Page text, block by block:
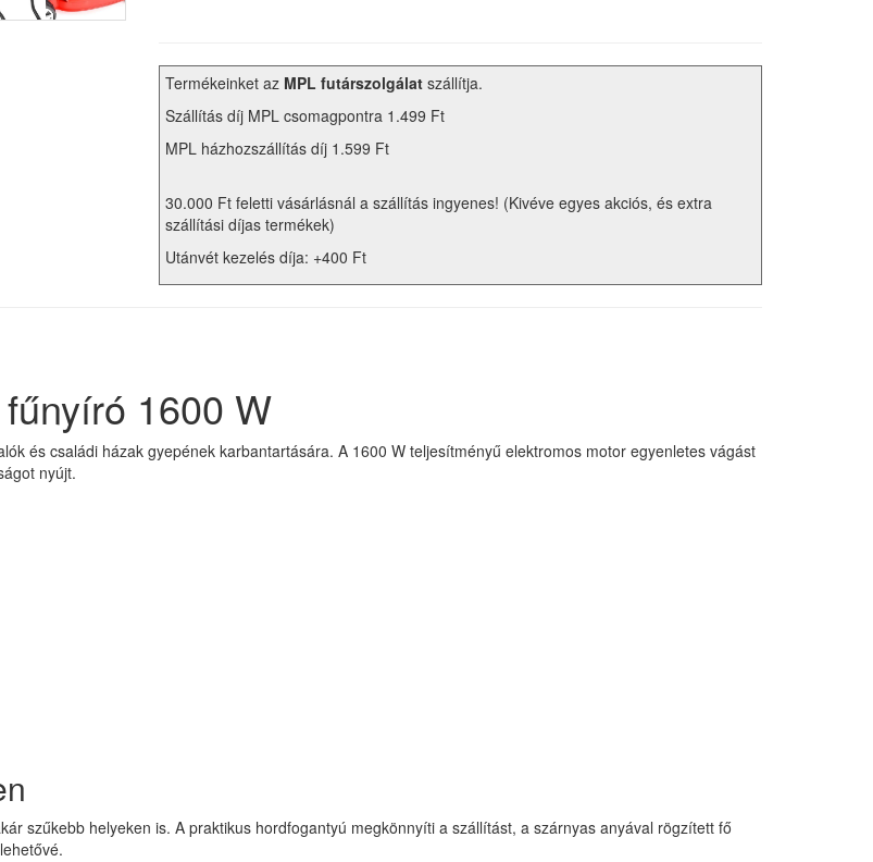
Termékeinket az MPL futárszolgálat szállítja.
Szállítás díj MPL csomagpontra 1.499 Ft
MPL házhozszállítás díj 1.599 Ft
30.000 Ft feletti vásárlásnál a szállítás ingyenes! (Kivéve egyes akciós, és extra
szállítási díjas termékek)
Utánvét kezelés díja: +400 Ft
1600 W
és családi házak gyepének karbantartására. A 1600 W teljesítményű elektromos motor egyenletes vágást
nyújt.
szűkebb helyeken is. A praktikus hordfogantyú megkönnyíti a szállítást, a szárnyas anyával rögzített fő